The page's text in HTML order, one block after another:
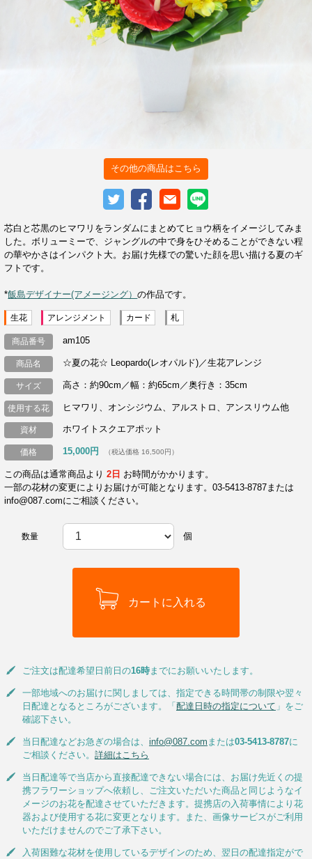
その他の商品はこちら
芯白と芯黒のヒマワリをランダムにまとめてヒョウ柄をイメージしてみま
した。ボリューミーで、ジャングルの中で身をひそめることができない程
の華やかさはインパクト大。お届け先様での驚いた顔を思い描ける夏のギ
フトです。
*飯島デザイナー(アメージング）の作品です。
生花 アレンジメント カード 札
商品番号 am105
商品名 ☆夏の花☆ Leopardo(レオパルド)／生花アレンジ
サイズ 高さ：約90cm／幅：約65cm／奥行き：35cm
使用する花 ヒマワリ、オンシジウム、アルストロ、アンスリウム他
資材 ホワイトスクエアポット
価格 15,000円 （税込価格 16,500円）
この商品は通常商品より2日 お時間がかかります。
一部の花材の変更によりお届けが可能となります。03-5413-8787または
info@087.comにご相談ください。
数量 個
ご注文は配達希望日前日の16時までにお願いいたします。
一部地域へのお届けに関しましては、指定できる時間帯の制限や翌々
日配達となるところがございます。「 配達日時の指定について 」をご
確認下さい。
当日配達などお急ぎの場合は、 info@087.com または03-5413-8787に
ご相談ください。 詳細はこちら
当日配達等で当店から直接配達できない場合には、お届け先近くの提
携フラワーショップへ依頼し、ご注文いただいた商品と同じようなイ
メージのお花を配達させていただきます。提携店の入荷事情により花
器および使用する花に変更となります。また、画像サービスがご利用
いただけませんのでご了承下さい。
入荷困難な花材を使用しているデザインのため、翌日の配達指定がで